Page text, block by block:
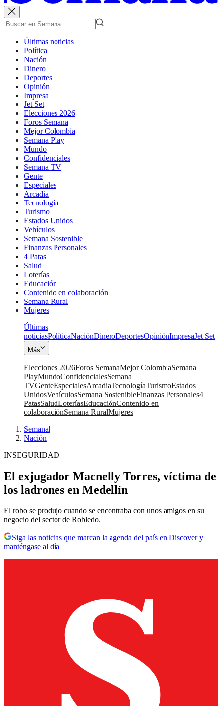
Últimas noticias
Política
Nación
Dinero
Deportes
Opinión
Impresa
Jet Set
Elecciones 2026
Foros Semana
Mejor Colombia
Semana Play
Mundo
Confidenciales
Semana TV
Gente
Especiales
Arcadia
Tecnología
Turismo
Estados Unidos
Vehículos
Semana Sostenible
Finanzas Personales
4 Patas
Salud
Loterías
Educación
Contenido en colaboración
Semana Rural
Mujeres
Últimas
noticiasPolíticaNaciónDineroDeportesOpiniónImpresaJet Set
Más
Elecciones 2026Foros SemanaMejor ColombiaSemana
PlayMundoConfidencialesSemana
TVGenteEspecialesArcadiaTecnologíaTurismoEstados
UnidosVehículosSemana SostenibleFinanzas Personales4
PatasSaludLoteríasEducaciónContenido en
colaboraciónSemana RuralMujeres
Semana|
Nación
INSEGURIDAD
El exjugador Macnelly Torres, víctima de
los ladrones en Medellín
El robo se produjo cuando se encontraba con unos amigos en su
negocio del sector de Robledo.
Siga las noticias que marcan la agenda del país en Discover y
manténgase al día